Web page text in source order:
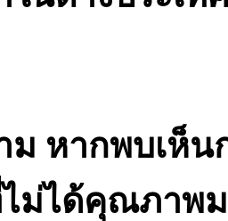
ม หากพบเห็
ม่ได้คุณภาพ